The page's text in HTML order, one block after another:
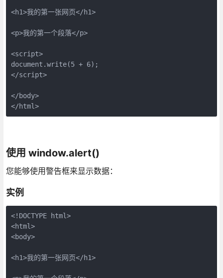
<h1>我的第一张网页</h1>
<p>我的第一个段落</p>
<script>
document.write(5 + 6);
</script>
</body>
</html>
使用 window.alert()
您能够使用警告框来显示数据：
实例
<!DOCTYPE html>
<html>
<body>
<h1>我的第一张网页</h1>